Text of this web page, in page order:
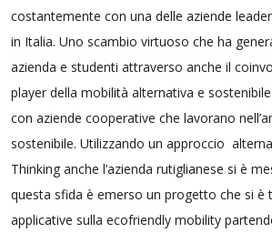
costantemente con una delle aziende
in Italia. Uno scambio virtuoso che ha
azienda e studenti attraverso anche il
player della mobilità alternativa e
con aziende cooperative che lavorano
sostenibile. Utilizzando un approccio
Thinking anche l’azienda rutiglianese si è
questa sfida è emerso un progetto che si è
applicative sulla ecofriendly mobility